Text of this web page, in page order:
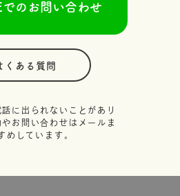
お問い合わせ
くある質問
に出られないことがあり
お問い合わせはメールま
めしています。